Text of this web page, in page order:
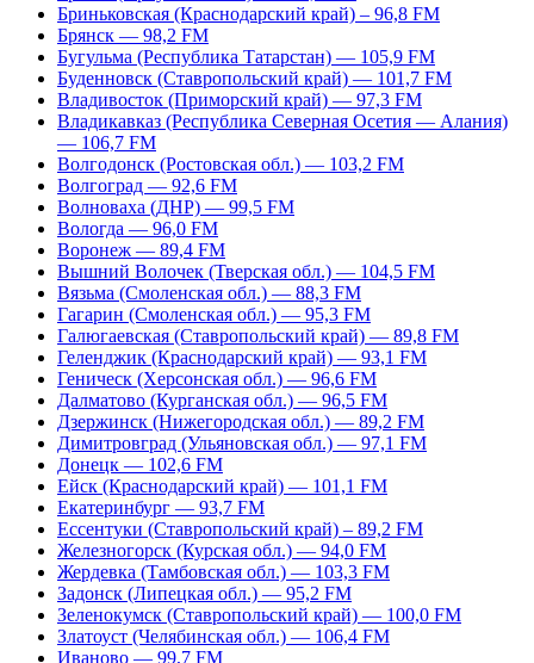
Бриньковская (Краснодарский край) – 96,8 FM
Брянск — 98,2 FM
Бугульма (Республика Татарстан) — 105,9 FM
Буденновск (Ставропольский край) — 101,7 FM
Владивосток (Приморский край) — 97,3 FM
Владикавказ (Республика Северная Осетия — Алания)
— 106,7 FM
Волгодонск (Ростовская обл.) — 103,2 FM
Волгоград — 92,6 FM
Волноваха (ДНР) — 99,5 FM
Вологда — 96,0 FM
Воронеж — 89,4 FM
Вышний Волочек (Тверская обл.) — 104,5 FM
Вязьма (Смоленская обл.) — 88,3 FM
Гагарин (Смоленская обл.) — 95,3 FM
Галюгаевская (Ставропольский край) — 89,8 FM
Геленджик (Краснодарский край) — 93,1 FM
Геническ (Херсонская обл.) — 96,6 FM
Далматово (Курганская обл.) — 96,5 FM
Дзержинск (Нижегородская обл.) — 89,2 FM
Димитровград (Ульяновская обл.) — 97,1 FM
Донецк — 102,6 FM
Ейск (Краснодарский край) — 101,1 FM
Екатеринбург — 93,7 FM
Ессентуки (Ставропольский край) – 89,2 FM
Железногорск (Курская обл.) — 94,0 FM
Жердевка (Тамбовская обл.) — 103,3 FM
Задонск (Липецкая обл.) — 95,2 FM
Зеленокумск (Ставропольский край) — 100,0 FM
Златоуст (Челябинская обл.) — 106,4 FM
Иваново — 99,7 FM